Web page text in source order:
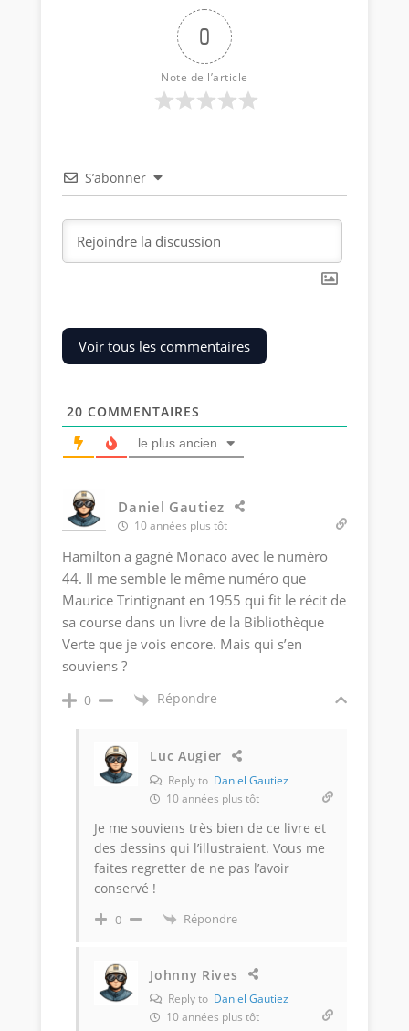
0
Note de l’article
S’abonner
Voir tous les commentaires
20 COMMENTAIRES
le plus ancien
Daniel Gautiez
10 années plus tôt
Hamilton a gagné Monaco avec le numéro
44. Il me semble le même numéro que
Maurice Trintignant en 1955 qui fit le récit de
sa course dans un livre de la Bibliothèque
Verte que je vois encore. Mais qui s’en
souviens ?
0 Répondre
Luc Augier
Reply to Daniel Gautiez
10 années plus tôt
Je me souviens très bien de ce livre et
des dessins qui l’illustraient. Vous me
faites regretter de ne pas l’avoir
conservé !
0 Répondre
Johnny Rives
Reply to Daniel Gautiez
10 années plus tôt